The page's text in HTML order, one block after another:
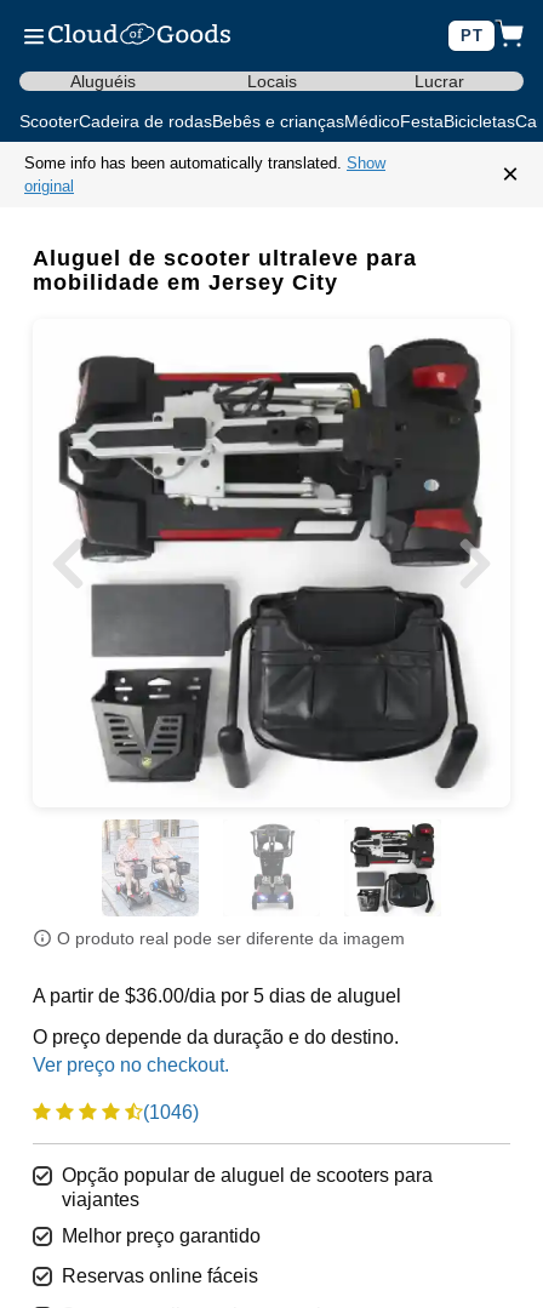
PT
Aluguéis Locais Lucrar
ScooterCadeira de rodasBebês e criançasMédicoFestaBicicletas
Some info has been automatically translated. Show
original
×
Aluguel de scooter ultraleve para
mobilidade em Jersey City
O produto real pode ser diferente da imagem
A partir de $36.00/dia por 5 dias de aluguel
O preço depende da duração e do destino.
(1046)
Opção popular de aluguel de scooters para
viajantes
Melhor preço garantido
Reservas online fáceis